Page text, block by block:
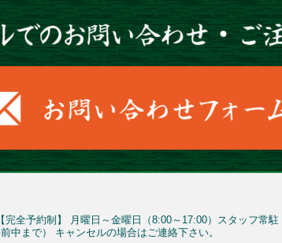
完全予約制】 月曜日～金曜日（8:00～17:00）スタッフ常駐
中まで） キャンセルの場合はご連絡下さい。